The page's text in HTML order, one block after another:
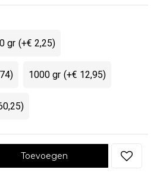
gr (+€ 2,25)
1000 gr (+€ 12,95)
Toevoegen